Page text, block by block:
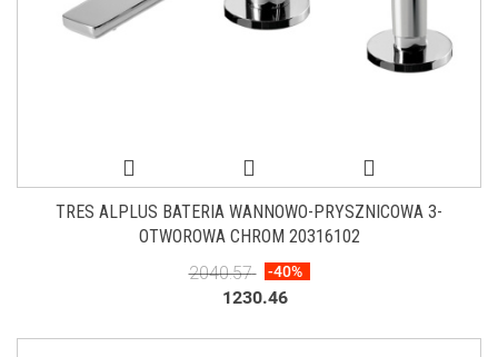
TRES ALPLUS BATERIA WANNOWO-PRYSZNICOWA 3-
OTWOROWA CHROM 20316102
2040.57
-40%
1230.46